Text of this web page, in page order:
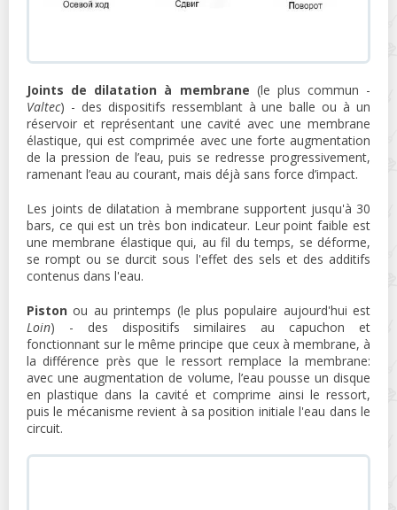
Joints de dilatation à membrane (le plus commun -
Valtec) - des dispositifs ressemblant à une balle ou à un
réservoir et représentant une cavité avec une membrane
élastique, qui est comprimée avec une forte augmentation
de la pression de l’eau, puis se redresse progressivement,
ramenant l’eau au courant, mais déjà sans force d’impact.
Les joints de dilatation à membrane supportent jusqu'à 30
bars, ce qui est un très bon indicateur. Leur point faible est
une membrane élastique qui, au fil du temps, se déforme,
se rompt ou se durcit sous l'effet des sels et des additifs
contenus dans l'eau.
Piston ou au printemps (le plus populaire aujourd'hui est
Loin) - des dispositifs similaires au capuchon et
fonctionnant sur le même principe que ceux à membrane, à
la différence près que le ressort remplace la membrane:
avec une augmentation de volume, l’eau pousse un disque
en plastique dans la cavité et comprime ainsi le ressort,
puis le mécanisme revient à sa position initiale l'eau dans le
circuit.